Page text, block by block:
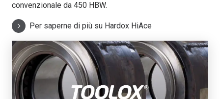
convenzionale da 450 HBW.
Per saperne di più su Hardox HiAce